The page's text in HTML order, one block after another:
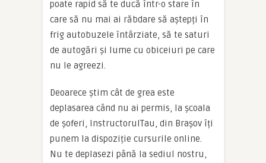
poate rapid să te ducă într-o stare în
care să nu mai ai răbdare să aștepți în
frig autobuzele întârziate, să te saturi
de autogări și lume cu obiceiuri pe care
nu le agreezi.
Deoarece știm cât de grea este
deplasarea când nu ai permis, la școala
de șoferi, InstructorulTau, din Brașov îți
punem la dispoziție cursurile online.
Nu te deplasezi până la sediul nostru,